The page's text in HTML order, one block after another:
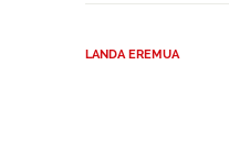
LANDA EREMUA